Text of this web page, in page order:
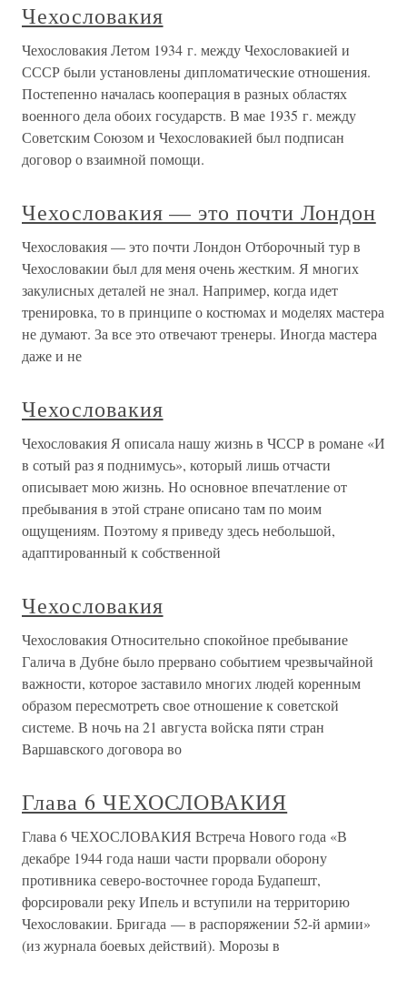
Чехословакия
Чехословакия Летом 1934 г. между Чехословакией и
СССР были установлены дипломатические отношения.
Постепенно началась кооперация в разных областях
военного дела обоих государств. В мае 1935 г. между
Советским Союзом и Чехословакией был подписан
договор о взаимной помощи.
Чехословакия — это почти Лондон
Чехословакия — это почти Лондон Отборочный тур в
Чехословакии был для меня очень жестким. Я многих
закулисных деталей не знал. Например, когда идет
тренировка, то в принципе о костюмах и моделях мастера
не думают. За все это отвечают тренеры. Иногда мастера
даже и не
Чехословакия
Чехословакия Я описала нашу жизнь в ЧССР в романе «И
в сотый раз я поднимусь», который лишь отчасти
описывает мою жизнь. Но основное впечатление от
пребывания в этой стране описано там по моим
ощущениям. Поэтому я приведу здесь небольшой,
адаптированный к собственной
Чехословакия
Чехословакия Относительно спокойное пребывание
Галича в Дубне было прервано событием чрезвычайной
важности, которое заставило многих людей коренным
образом пересмотреть свое отношение к советской
системе. В ночь на 21 августа войска пяти стран
Варшавского договора во
Глава 6 ЧЕХОСЛОВАКИЯ
Глава 6 ЧЕХОСЛОВАКИЯ Встреча Нового года «В
декабре 1944 года наши части прорвали оборону
противника северо-восточнее города Будапешт,
форсировали реку Ипель и вступили на территорию
Чехословакии. Бригада — в распоряжении 52-й армии»
(из журнала боевых действий). Морозы в